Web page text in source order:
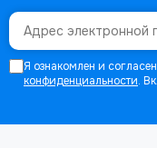
Я ознакомлен и
конфиденциальности.